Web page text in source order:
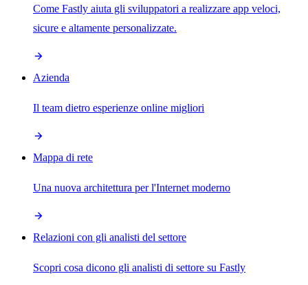
Come Fastly aiuta gli sviluppatori a realizzare app veloci,
sicure e altamente personalizzate.
Azienda
Il team dietro esperienze online migliori
Mappa di rete
Una nuova architettura per l'Internet moderno
Relazioni con gli analisti del settore
Scopri cosa dicono gli analisti di settore su Fastly